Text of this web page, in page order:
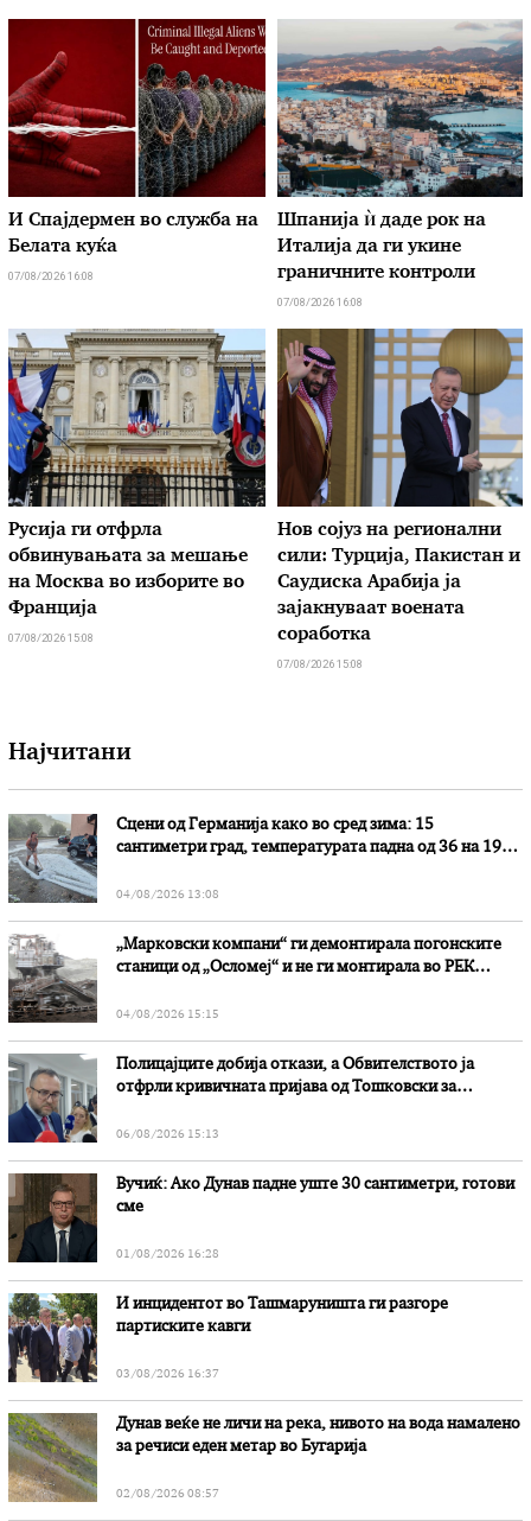
И Спајдермен во служба на
Белата куќа
07/08/2026 16:08
Шпанија ѝ даде рок на
Италија да ги укине
граничните контроли
07/08/2026 16:08
Русија ги отфрла
обвинувањата за мешање
на Москва во изборите во
Франција
07/08/2026 15:08
Нов сојуз на регионални
сили: Турција, Пакистан и
Саудиска Арабија ја
зајакнуваат воената
соработка
07/08/2026 15:08
Најчитани
Сцени од Германија како во сред зима: 15
сантиметри град, температурата падна од 36 на 19
04/08/2026 13:08
„Марковски компани“ ги демонтирала погонските
станици од „Осломеј“ и не ги монтирала во РЕК
04/08/2026 15:15
Полицајците добија откази, а Обвителството ја
отфрли кривичната пријава од Тошковски за
06/08/2026 15:13
Вучиќ: Ако Дунав падне уште 30 сантиметри, готови
сме
01/08/2026 16:28
И инцидентот во Ташмаруништa ги разгоре
партиските кавги
03/08/2026 16:37
Дунав веќе не личи на река, нивото на вода намалено
за речиси еден метар во Бугарија
02/08/2026 08:57